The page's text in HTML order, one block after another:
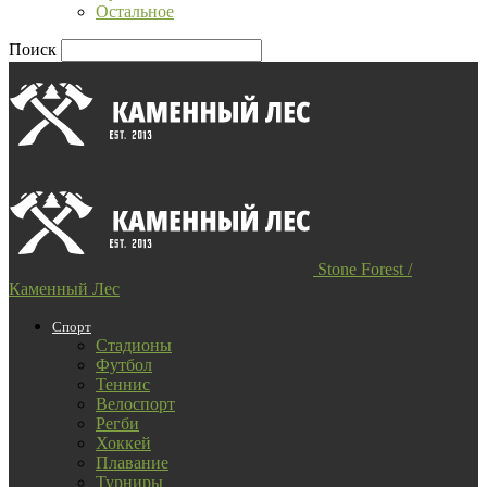
Остальное
Поиск
Stone Forest /
Каменный Лес
Спорт
Стадионы
Футбол
Теннис
Велоспорт
Регби
Хоккей
Плавание
Турниры